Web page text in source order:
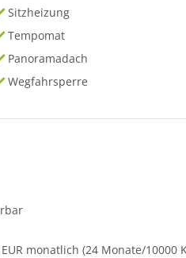
Sitzheizung
Tempomat
Panoramadach
Wegfahrsperre
monatlich (24 Monate/10000